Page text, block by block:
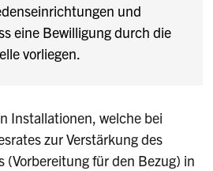
und
eine Bewilligung durch die
vorliegen.
Installationen, welche bei
zur Verstärkung des
(Vorbereitung für den Bezug) in